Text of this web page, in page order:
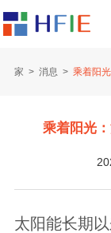
家 消息 乘着阳
乘着阳光
太阳能长期